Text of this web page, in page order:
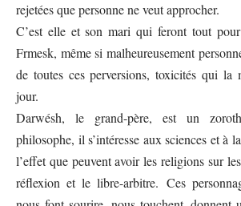
rejetées que personne ne veut approcher.
C’est elle et son mari qui feront tout
Frmesk, même si malheureusement
de toutes ces perversions, toxicités qui la
jour.
Darwésh, le grand-père, est un
philosophe, il s’intéresse aux sciences et à
l’effet que peuvent avoir les religions sur
réflexion et le libre-arbitre. Ces